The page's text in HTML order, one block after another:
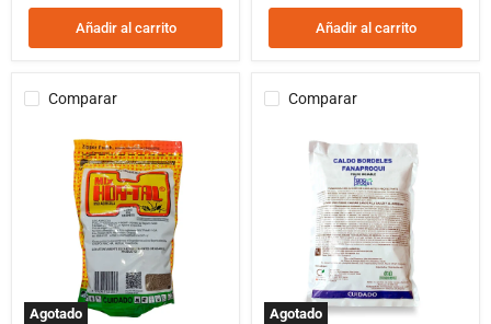
Añadir al carrito Añadir al carrito
Comparar
Agotado
Comparar
Agotado